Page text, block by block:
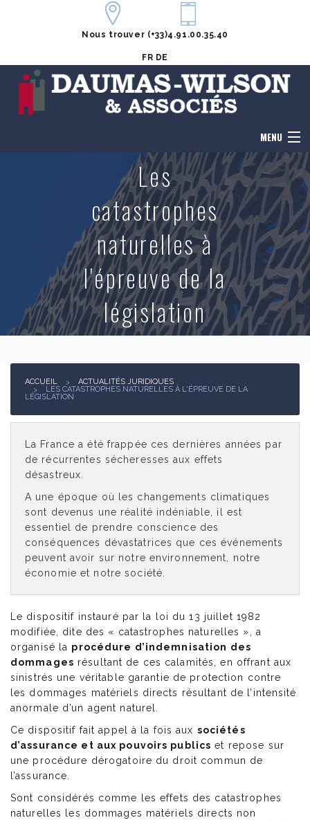
Nous trouver (+33)4.91.00.35.40
FR DE
MENU
Notre équipe
Domaines de compétences
Actualités juridiques
Les
catastrophes
naturelles à
l'épreuve de la
législation
ACCUEIL
ACTUALITÉS JURIDIQUES
LES CATASTROPHES NATURELLES À L'ÉPREUVE DE LA
LÉGISLATION
La France a été frappée ces dernières années par
de récurrentes sécheresses aux effets
désastreux.
A une époque où les changements climatiques
sont devenus une réalité indéniable, il est
essentiel de prendre conscience des
conséquences dévastatrices que ces événements
peuvent avoir sur notre environnement, notre
économie et notre société.
Le dispositif instauré par la loi du 13 juillet 1982
modifiée, dite des « catastrophes naturelles », a
organisé la procédure d’indemnisation des
dommages résultant de ces calamités, en offrant aux
sinistrés une véritable garantie de protection contre
les dommages matériels directs résultant de l’intensité
anormale d’un agent naturel.
Ce dispositif fait appel à la fois aux sociétés
d’assurance et aux pouvoirs publics et repose sur
une procédure dérogatoire du droit commun de
l’assurance.
Sont considérés comme les effets des catastrophes
naturelles les dommages matériels directs non